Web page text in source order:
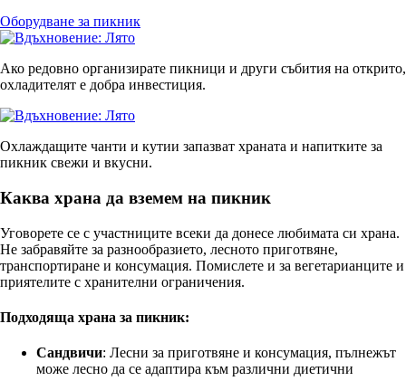
Оборудване за пикник
Ако редовно организирате пикници и други събития на открито,
охладителят е добра инвестиция.
Охлаждащите чанти и кутии запазват храната и напитките за
пикник свежи и вкусни.
Каква храна да вземем на пикник
Уговорете се с участниците всеки да донесе любимата си храна.
Не забравяйте за разнообразието, лесното приготвяне,
транспортиране и консумация. Помислете и за вегетарианците и
приятелите с хранителни ограничения.
Подходяща храна за пикник:
Сандвичи: Лесни за приготвяне и консумация, пълнежът
може лесно да се адаптира към различни диетични